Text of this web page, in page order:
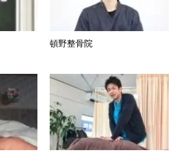
頓野整骨院